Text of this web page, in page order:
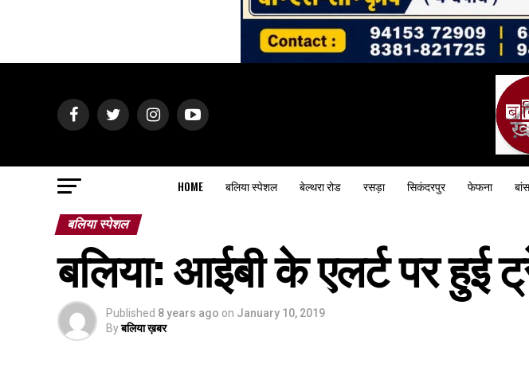
HOME बलिया स्पेशल बेल्थरा रोड रसड़ा सिकंदरपुर फेफना
बलिया स्पेशल
बलिया: आईबी के एलर्ट पर हुई
Published 8 years ago on January 10, 2019
Byबलिया ख़बर